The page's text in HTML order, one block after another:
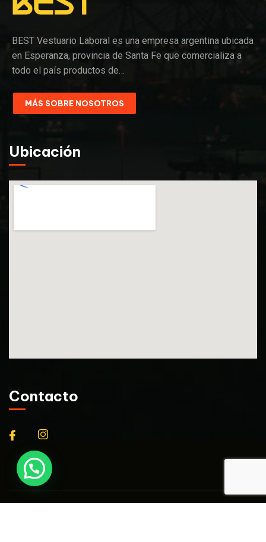
BEST Vestuario Laboral es una empresa argentina ubicada
en Esperanza, provincia de Santa Fe que comercializa a
todo el país productos de…
MÁS SOBRE NOSOTROS
Ubicación
Contacto